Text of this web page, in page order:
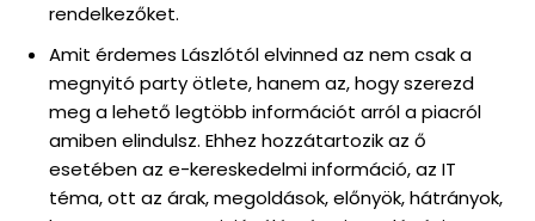
rendelkezőket.
Amit érdemes Lászlótól elvinned az nem csak a
megnyitó party ötlete, hanem az, hogy szerezd
meg a lehető legtöbb információt arról a piacról
amiben elindulsz. Ehhez hozzátartozik az ő
esetében az e-kereskedelmi információ, az IT
téma, ott az árak, megoldások, előnyök, hátrányok,